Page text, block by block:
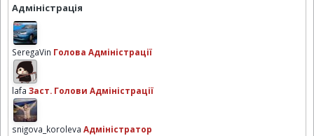
Адміністрація
SeregaVin Голова Адміністрації
lafa Заст. Голови Адміністрації
snigova_koroleva Адміністратор